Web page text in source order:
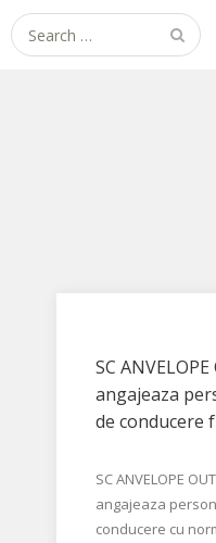
Search for:
SC
angajeaza
de conducere
SC ANVELOPE
angajeaza
conducere cu